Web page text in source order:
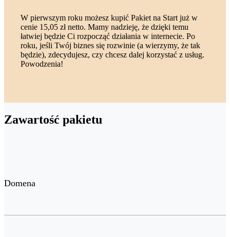
W pierwszym roku możesz kupić Pakiet na Start już w
cenie 15,05 zł netto. Mamy nadzieję, że dzięki temu
łatwiej będzie Ci rozpocząć działania w internecie. Po
roku, jeśli Twój biznes się rozwinie (a wierzymy, że tak
będzie), zdecydujesz, czy chcesz dalej korzystać z usług.
Powodzenia!
Zawartość pakietu
Domena